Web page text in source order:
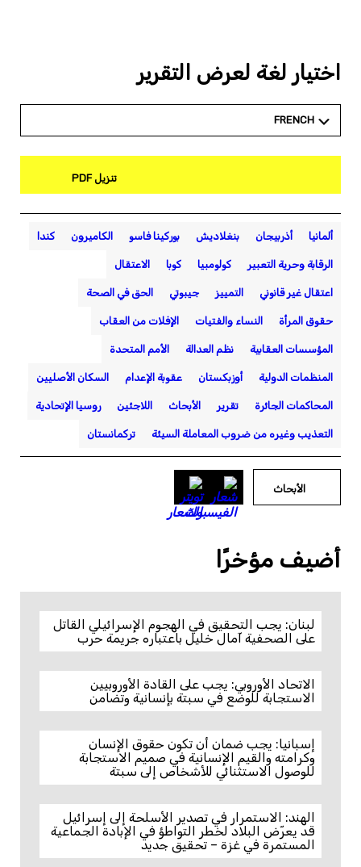
اختيار لغة لعرض التقرير
FRENCH
تنزيل PDF
ألمانيا أذربيجان بنغلاديش بوركينا فاسو الكاميرون كندا
الرقابة وحرية التعبير كولومبيا كوبا الاعتقال
اعتقال غير قانوني التمييز جيبوتي الحق في الصحة
حقوق المرأة النساء والفتيات الإفلات من العقاب
المؤسسات العقابية نظم العدالة الأمم المتحدة
المنظمات الدولية أوزبكستان عقوبة الإعدام السكان الأصليين
المحاكمات الجائرة تقرير الأبحاث اللاجئين روسيا الإتحادية
التعذيب وغيره من ضروب المعاملة السيئة تركمانستان
الأبحاث
أضيف مؤخرًا
لبنان: يجب التحقيق في الهجوم الإسرائيلي القاتل
على الصحفية آمال خليل باعتباره جريمة حرب
الاتحاد الأوروبي: يجب على القادة الأوروبيين
الاستجابة للوضع في سبتة بإنسانية وتضامن
إسبانيا: يجب ضمان أن تكون حقوق الإنسان
وكرامته والقيم الإنسانية في صميم الاستجابة
للوصول الاستثنائي للأشخاص إلى سبتة
الهند: الاستمرار في تصدير الأسلحة إلى إسرائيل
قد يعرّض البلاد لخطر التواطؤ في الإبادة الجماعية
المستمرة في غزة – تحقيق جديد